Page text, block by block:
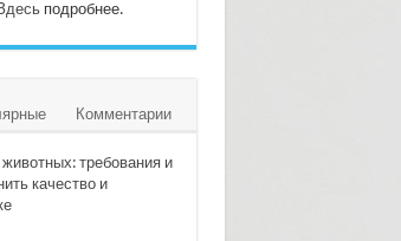
подробнее.
Комментарии
требования и
качество и